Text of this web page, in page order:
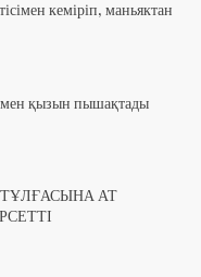
кеміріп, маньяктан
мен қызын пышақтады
ТҰЛҒАСЫНА АТ